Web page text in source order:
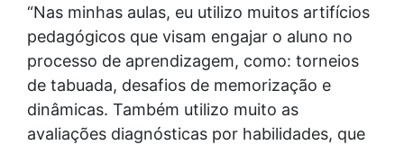
“Nas minhas aulas, eu utilizo muitos artifícios
pedagógicos que visam engajar o aluno no
processo de aprendizagem, como: torneios
de tabuada, desafios de memorização e
dinâmicas. Também utilizo muito as
avaliações diagnósticas por habilidades, que